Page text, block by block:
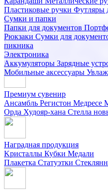
Пластиковые ручки Футляры
Сумки и папки
Папки для документов
Рюкзаки Сумки для
пикника
Электроника
Аккумуляторы Зарядные
Мобильные аксессуары
Подарочные наборы
Бизнес наборыКофейные
Наборы из кожиНаборы
Наборы с бутылками для воды
Наборы с кружками
флешкамиНовогодние
Премиум сувенир
Ансамбль Регистон Медресе
Орда Худояр-хана Стелла
Наградная продукция
Kристаллы Кубки Медали
Плакетка Статуэтки